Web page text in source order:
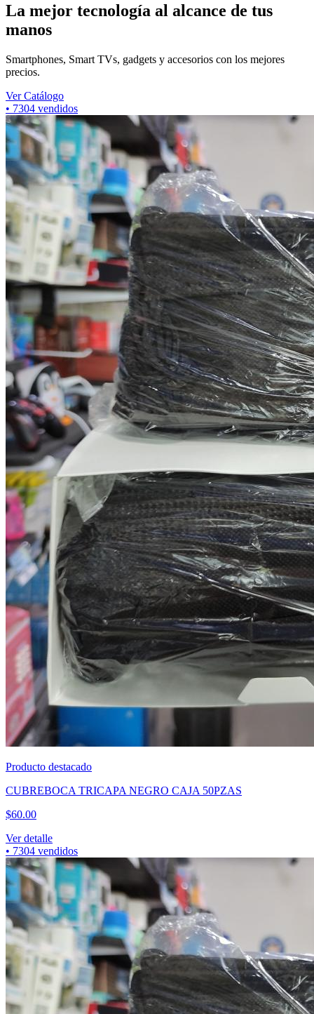
La mejor tecnología al alcance de tus
manos
Smartphones, Smart TVs, gadgets y accesorios con los mejores
precios.
Ver Catálogo
• 7304 vendidos
Producto destacado
CUBREBOCA TRICAPA NEGRO CAJA 50PZAS
$60.00
Ver detalle
• 7304 vendidos